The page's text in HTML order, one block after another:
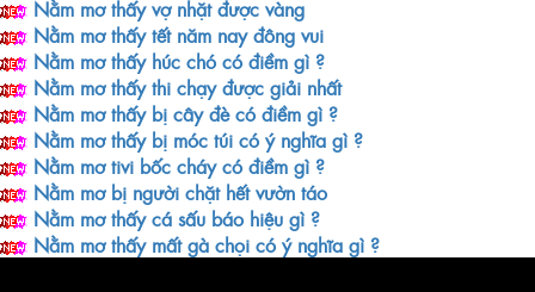
Nằm mơ thấy vợ nhặt được vàng
Nằm mơ thấy tết năm nay đông vui
Nằm mơ thấy húc chó có điềm gì ?
Nằm mơ thấy thi chạy được giải nhất
Nằm mơ thấy bị cây đè có điềm gì ?
Nằm mơ thấy bị móc túi có ý nghĩa gì ?
Nằm mơ tivi bốc cháy có điềm gì ?
Nằm mơ bị người chặt hết vườn táo
Nằm mơ thấy cá sấu báo hiệu gì ?
Nằm mơ thấy mất gà chọi có ý nghĩa gì ?